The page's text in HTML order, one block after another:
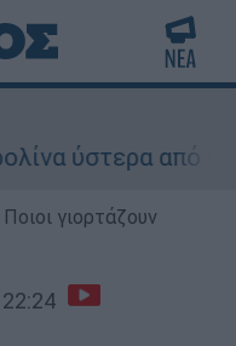
από
γιορτάζουν